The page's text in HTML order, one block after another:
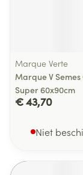
Marque Verte
Marque V
Super 60x90cm
€ 43,70
Niet